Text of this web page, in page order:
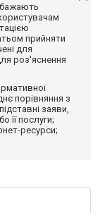
бажають
прийняти
для
роз'яснення
порівняння з
заяви,
її послуги;
ресурси;